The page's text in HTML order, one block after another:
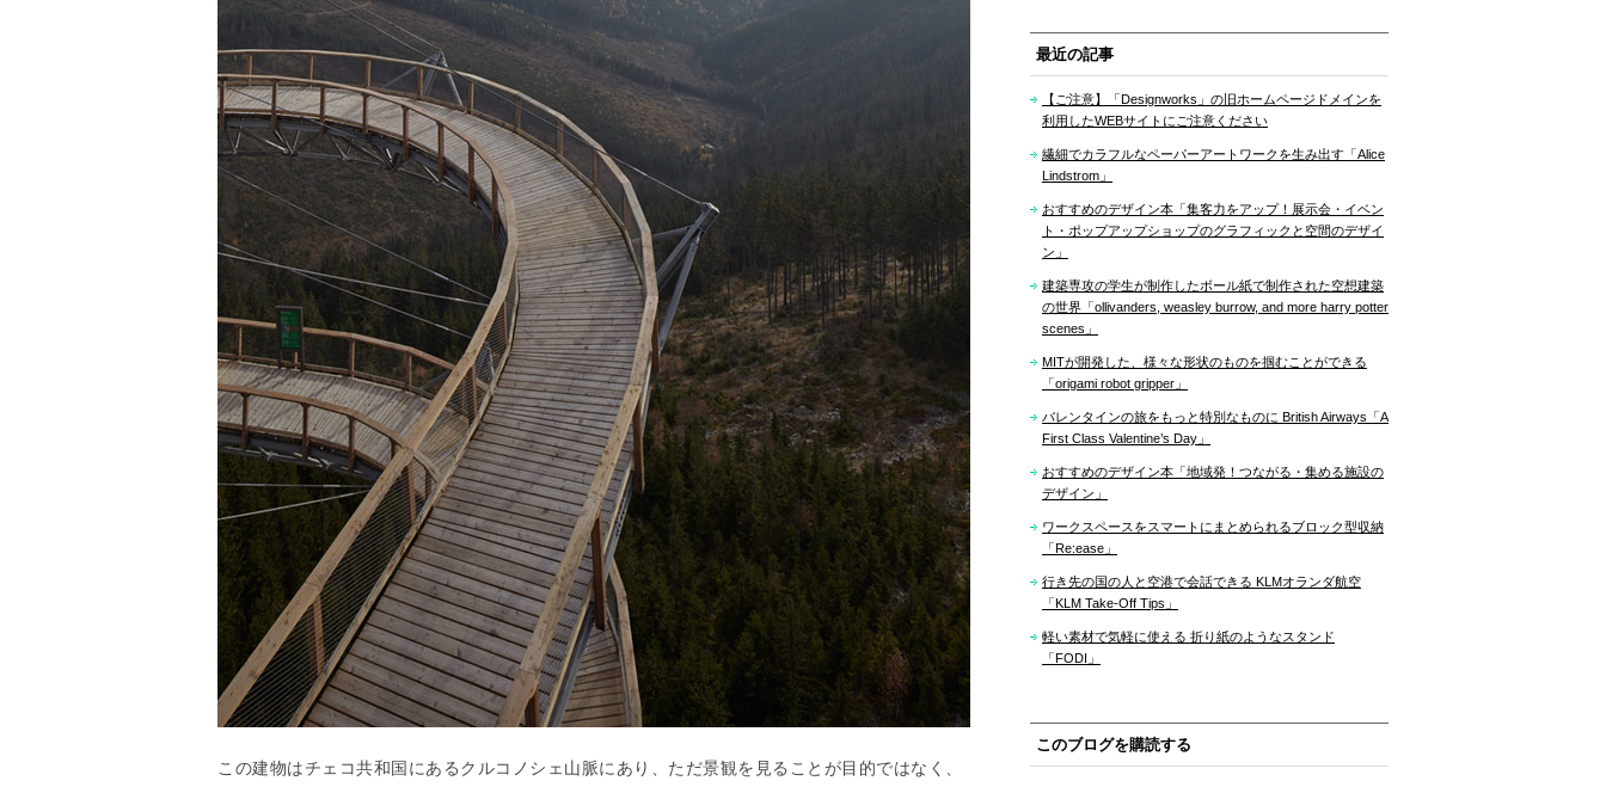
この建物はチェコ共和国にあるクルコノシェ山脈にあり、ただ景観を見ることが目的ではなく、
最近の記事
【ご注意】「Designworks」の旧ホームページドメインを
利用したWEBサイトにご注意ください
繊細でカラフルなペーパーアートワークを生み出す「Alice
Lindstrom」
おすすめのデザイン本「集客力をアップ！展示会・イベン
ト・ポップアップショップのグラフィックと空間のデザイ
ン」
建築専攻の学生が制作したボール紙で制作された空想建築
の世界「ollivanders, weasley burrow, and more harry potter
scenes」
MITが開発した、様々な形状のものを掴むことができる
「origami robot gripper」
バレンタインの旅をもっと特別なものに British Airways「A
First Class Valentine’s Day」
おすすめのデザイン本「地域発！つながる・集める施設の
デザイン」
ワークスペースをスマートにまとめられるブロック型収納
「Re:ease」
行き先の国の人と空港で会話できる KLMオランダ航空
「KLM Take-Off Tips」
軽い素材で気軽に使える 折り紙のようなスタンド
「FODI」
このブログを購読する